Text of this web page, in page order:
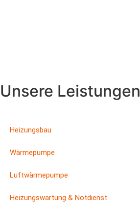
Unsere Leistungen
Heizungsbau
Wärmepumpe
Luftwärmepumpe
Heizungswartung & Notdienst